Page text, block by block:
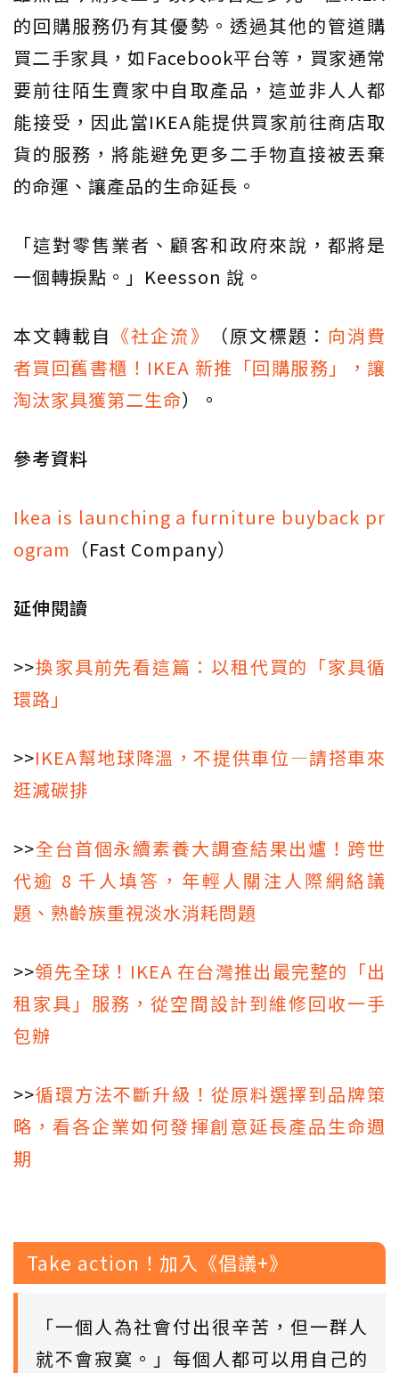
的回購服務仍有其優勢。透過其他的管道購
買二手家具，如Facebook平台等，買家通常
要前往陌生賣家中自取產品，這並非人人都
能接受，因此當IKEA能提供買家前往商店取
貨的服務，將能避免更多二手物直接被丟棄
的命運、讓產品的生命延長。
「這對零售業者、顧客和政府來說，都將是
一個轉捩點。」Keesson 說。
本文轉載自 《社企流》 （原文標題： 向消費
者買回舊書櫃！IKEA 新推「回購服務」，讓
淘汰家具獲第二生命）。
參考資料
Ikea is launching a furniture buyback pr
ogram （Fast Company）
延伸閱讀
>>換家具前先看這篇：以租代買的「家具循
環路」
>>IKEA幫地球降溫，不提供車位—請搭車來
逛減碳排
>>全台首個永續素養大調查結果出爐！跨世
代逾 8 千人填答，年輕人關注人際網絡議
題、熟齡族重視淡水消耗問題
>>領先全球！IKEA 在台灣推出最完整的「出
租家具」服務，從空間設計到維修回收一手
包辦
>>循環方法不斷升級！從原料選擇到品牌策
略，看各企業如何發揮創意延長產品生命週
期
Take action！加入《倡議+》
「一個人為社會付出很辛苦，但一群人
就不會寂寞。」每個人都可以用自己的